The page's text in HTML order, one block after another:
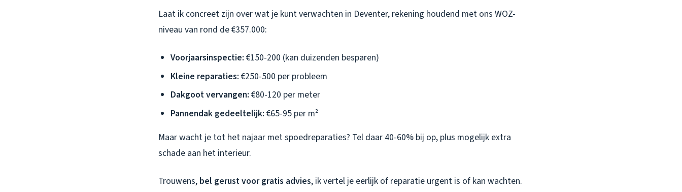
Laat ik concreet zijn over wat je kunt verwachten in Deventer, rekening houdend met ons WOZ-
niveau van rond de €357.000:
Voorjaarsinspectie: €150-200 (kan duizenden besparen)
Kleine reparaties: €250-500 per probleem
Dakgoot vervangen: €80-120 per meter
Pannendak gedeeltelijk: €65-95 per m²
Maar wacht je tot het najaar met spoedreparaties? Tel daar 40-60% bij op, plus mogelijk extra
schade aan het interieur.
Trouwens, bel gerust voor gratis advies, ik vertel je eerlijk of reparatie urgent is of kan wachten.